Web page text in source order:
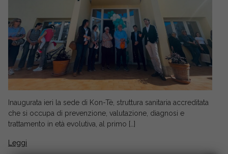
Inaugurata ieri la sede di Kon-Tè, struttura sanitaria accreditata
che si occupa di prevenzione, valutazione, diagnosi e
trattamento in età evolutiva, al primo […]
Leggi